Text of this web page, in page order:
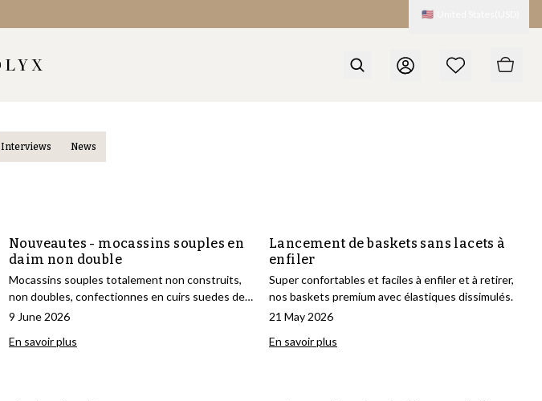
🇺🇸
Interviews News
Nouveautes - mocassins souples en
daim non double
Mocassins souples totalement non construits,
non doubles, confectionnes en cuirs suedes de
veau luxueux a l'aspect veloute.
9 June 2026
En savoir plus
Lancement de baskets sans lacets à
enfiler
Super confortables et faciles à enfiler et à retirer,
nos baskets premium avec élastiques dissimulés.
21 May 2026
En savoir plus